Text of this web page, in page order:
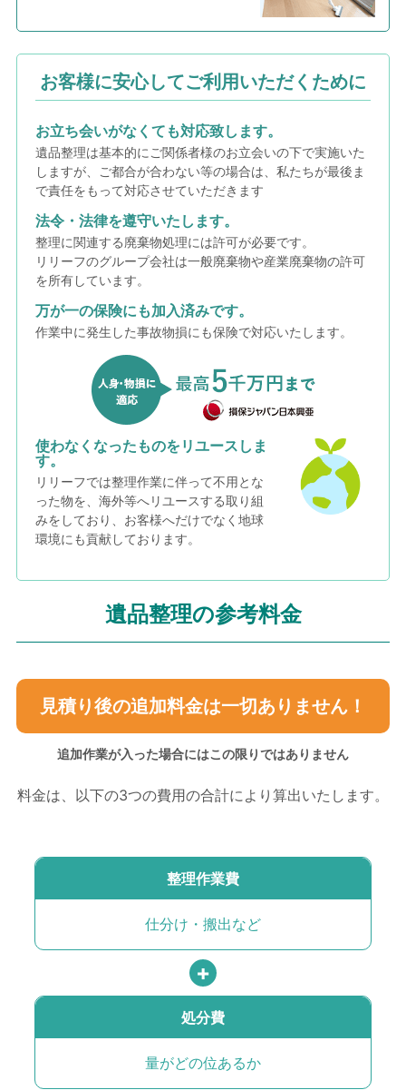
お客様に安心してご利用いただくために
お立ち会いがなくても対応致します。
遺品整理は基本的にご関係者様のお立会いの下で実施いた
しますが、ご都合が合わない等の場合は、私たちが最後ま
で責任をもって対応させていただきます
法令・法律を遵守いたします。
整理に関連する廃棄物処理には許可が必要です。
リリーフのグループ会社は一般廃棄物や産業廃棄物の許可
を所有しています。
万が一の保険にも加入済みです。
作業中に発生した事故物損にも保険で対応いたします。
使わなくなったものをリユースしま
す。
リリーフでは整理作業に伴って不用とな
った物を、海外等へリユースする取り組
みをしており、お客様へだけでなく地球
環境にも貢献しております。
遺品整理の参考料金
見積り後の追加料金は一切ありません！
追加作業が入った場合にはこの限りではありません
料金は、以下の3つの費用の合計により算出いたします。
整理作業費
仕分け・搬出など
処分費
量がどの位あるか